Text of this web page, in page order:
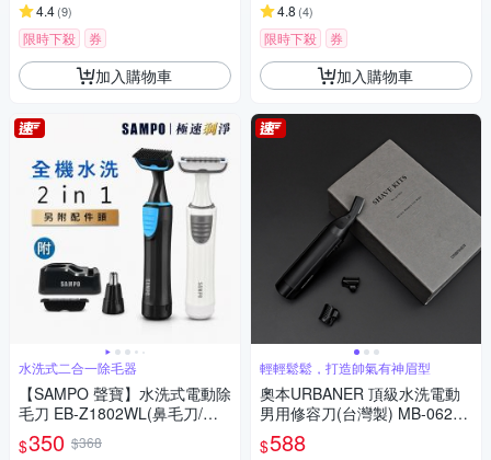
4.4(9)
限時下殺 券
加入購物車
水洗式二合一除毛器
【SAMPO 聲寶】水洗式電動除
毛刀 EB-Z1802WL(鼻毛刀/體
毛/腋毛/私密毛)
$350 $368
4.8 (4)
限時下殺 券
加入購物車
輕輕鬆鬆，打造帥氣有神眉型
奧本URBANER 頂級水洗電動
男用修容刀(台灣製) MB-062B
(修眉刀/眉毛刀/電動修眉/眉毛)
$588